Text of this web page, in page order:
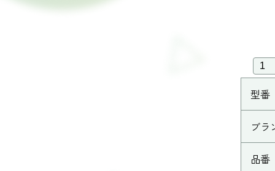
型番
ブラ
品番